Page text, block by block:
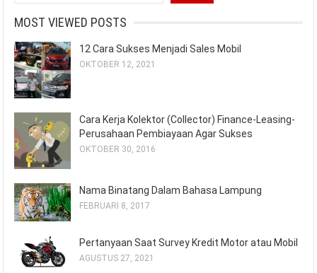
MOST VIEWED POSTS
12 Cara Sukses Menjadi Sales Mobil
OKTOBER 12, 2021
Cara Kerja Kolektor (Collector) Finance-Leasing-
Perusahaan Pembiayaan Agar Sukses
OKTOBER 30, 2016
Nama Binatang Dalam Bahasa Lampung
FEBRUARI 8, 2017
Pertanyaan Saat Survey Kredit Motor atau Mobil
AGUSTUS 27, 2021